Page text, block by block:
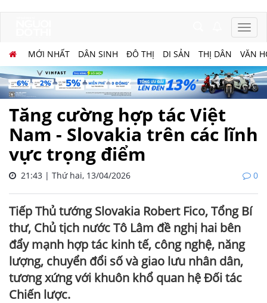
MỚI NHẤT DÂN SINH ĐÔ THỊ DI SẢN THỊ DÂN VĂN
Tăng cường hợp tác Việt
Nam - Slovakia trên các lĩnh
vực trọng điểm
21:43 | Thứ hai, 13/04/2026 0
Tiếp Thủ tướng Slovakia Robert Fico, Tổng Bí
thư, Chủ tịch nước Tô Lâm đề nghị hai bên
đẩy mạnh hợp tác kinh tế, công nghệ, năng
lượng, chuyển đổi số và giao lưu nhân dân,
tương xứng với khuôn khổ quan hệ Đối tác
Chiến lược.